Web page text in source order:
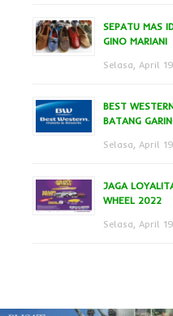
SEPATU MAS
GINO MARIANI
Selasa, April
BEST
BATANG
Selasa, April
JAGA
WHEEL 2022
Selasa, April